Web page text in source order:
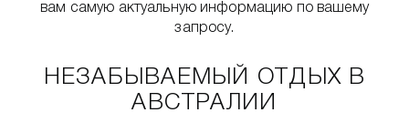
вам самую актуальную информацию по вашему
запросу.
НЕЗАБЫВАЕМЫЙ ОТДЫХ В
АВСТРАЛИИ